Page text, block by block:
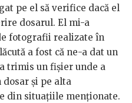
pe el să verifice dacă el
dosarul. El mi-a
fotografii realizate în
a fost că ne-a dat un
trimis un fișier unde a
dosar și pe alta
din situațiile menționate.